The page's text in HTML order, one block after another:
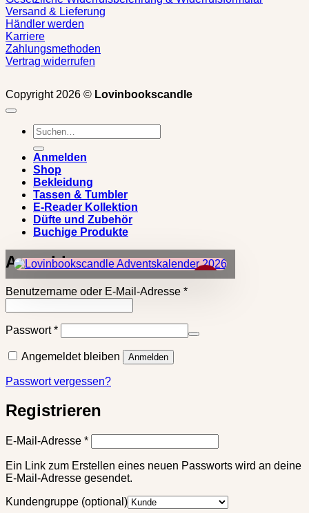
Versand & Lieferung
Händler werden
Karriere
Zahlungsmethoden
Vertrag widerrufen
Copyright 2026 © Lovinbookscandle
Suchen
nach:
Anmelden
Shop
Bekleidung
Tassen & Tumbler
E-Reader Kollektion
Düfte und Zubehör
Buchige Produkte
×
Anmelden
Benutzername oder E-Mail-Adresse *Erforderlich
Passwort*Erforderlich
Angemeldet bleiben Anmelden
Passwort vergessen?
Registrieren
E-Mail-Adresse *Erforderlich
Ein Link zum Erstellen eines neuen Passworts wird an deine
E-Mail-Adresse gesendet.
Kundengruppe (optional)